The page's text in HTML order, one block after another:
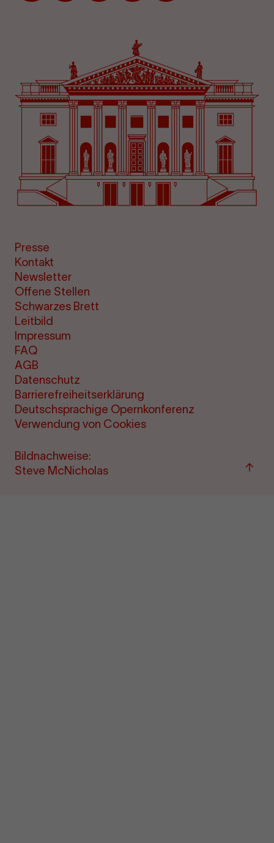
Presse
Kontakt
Newsletter
Offene Stellen
Schwarzes Brett
Leitbild
Impressum
FAQ
AGB
Datenschutz
Barrierefreiheitserklärung
Deutschsprachige Opernkonferenz
Verwendung von Cookies
Bildnachweise:
Steve McNicholas
Zu